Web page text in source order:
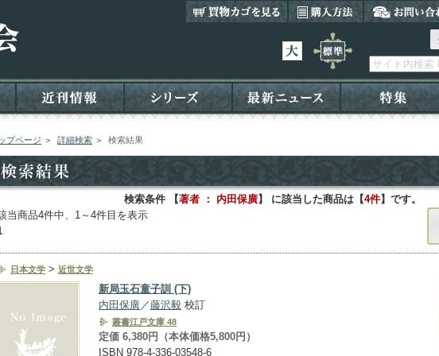
プページ ＞ 詳細検索 ＞ 検索結果
検索条件 【著者 ： 内田保廣】 に該当した商品は【4件】です。
当商品4件中、1～4件目を表示
日本文学 > 近世文学
新局玉石童子訓 (下)
内田保廣／藤沢毅 校訂
叢書江戸文庫 48
定価 6,380円（本体価格5,800円）
ISBN 978-4-336-03548-6